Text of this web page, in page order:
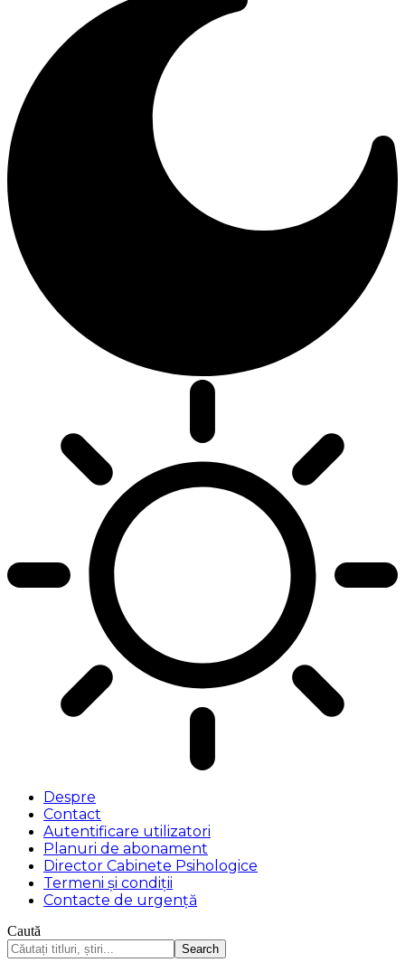
Despre
Contact
Autentificare utilizatori
Planuri de abonament
Director Cabinete Psihologice
Termeni și condiții
Contacte de urgență
Caută